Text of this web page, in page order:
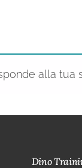
alla tua
Dino